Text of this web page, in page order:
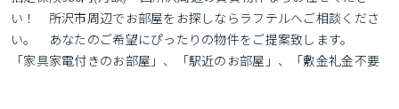
い！　所沢市周辺でお部屋をお探しならラフテルへご相談くださ
い。　あなたのご希望にぴったりの物件をご提案致します。
「家具家電付きのお部屋」、「駅近のお部屋」、「敷金礼金不要